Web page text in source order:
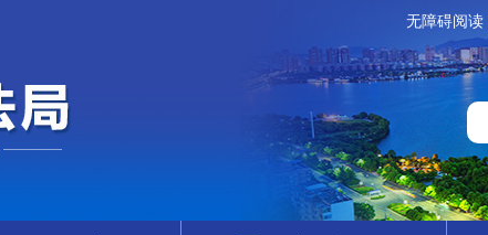
无障碍阅读